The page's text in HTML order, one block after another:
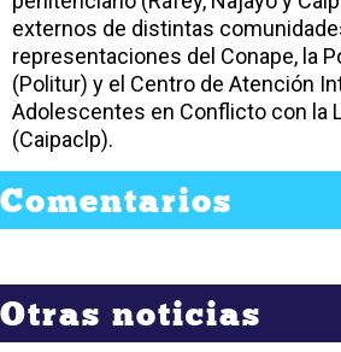
externos de distintas
representaciones del Conape, la
(Politur) y el Centro de Atención
Adolescentes en Conflicto con la
(Caipaclp).
Comentarios
Otras noticias